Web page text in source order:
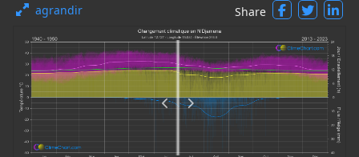
agrandir Share